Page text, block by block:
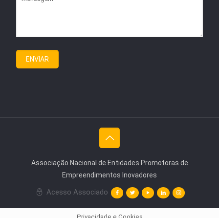
Associação Nacional de Entidades Promotoras de
Empreendimentos Inovadores
Acesso Associado